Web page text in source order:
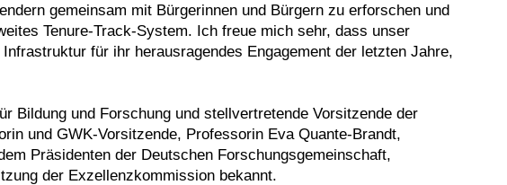
gemeinsam mit Bürgerinnen und Bürgern zu erforschen und
Tenure-Track-System. Ich freue mich sehr, dass unser
für ihr herausragendes Engagement der letzten Jahre,
Bildung und Forschung und stellvertretende Vorsitzende der
und GWK-Vorsitzende, Professorin Eva Quante-Brandt,
Präsidenten der Deutschen Forschungsgemeinschaft,
der Exzellenzkommission bekannt.